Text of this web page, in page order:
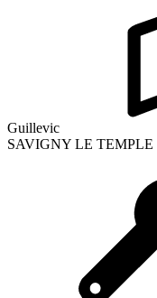
Guillevic
SAVIGNY LE TEMPLE